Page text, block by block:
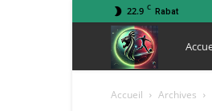
22.9 C Rabat
Lions
de
Accueil Archives